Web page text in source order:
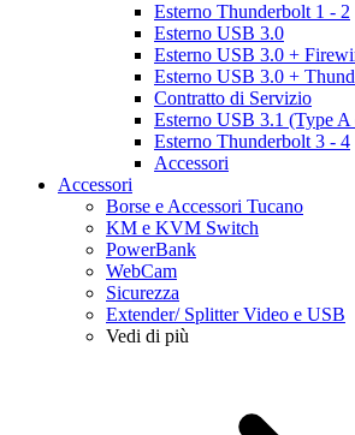
Esterno Thunderbolt 1 - 2
Esterno USB 3.0
Esterno USB 3.0 +
Esterno USB 3.0 +
Contratto di Servizio
Esterno USB 3.1 (Type A
Esterno Thunderbolt 3 - 4
Accessori
Accessori
Borse e Accessori Tucano
KM e KVM Switch
PowerBank
WebCam
Sicurezza
Extender/ Splitter Video e USB
Vedi di più